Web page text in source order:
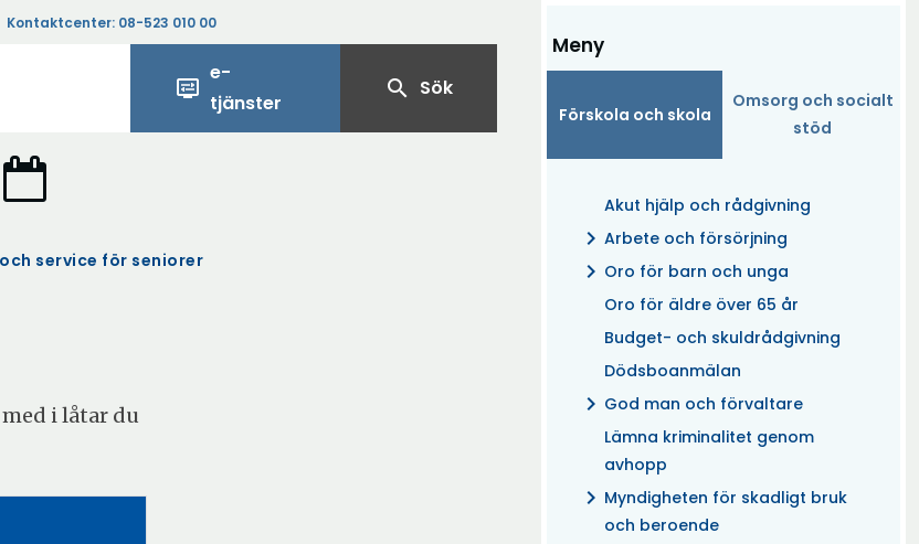
Kontaktcenter: 08-523 010 00
display_settings
e-
tjänster
search Sök
Meny
Förskola och skola
Omsorg och socialt
stöd
Akut hjälp och rådgivning
chevron_right Arbete och försörjning
chevron_right Oro för barn och unga
Oro för äldre över 65 år
Budget- och skuldrådgivning
Dödsboanmälan
chevron_right God man och förvaltare
Lämna kriminalitet genom
avhopp
chevron_right Myndigheten för skadligt bruk
och beroende
service för seniorer
i låtar du